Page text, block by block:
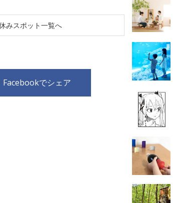
みスポット一覧へ
Facebookでシェア